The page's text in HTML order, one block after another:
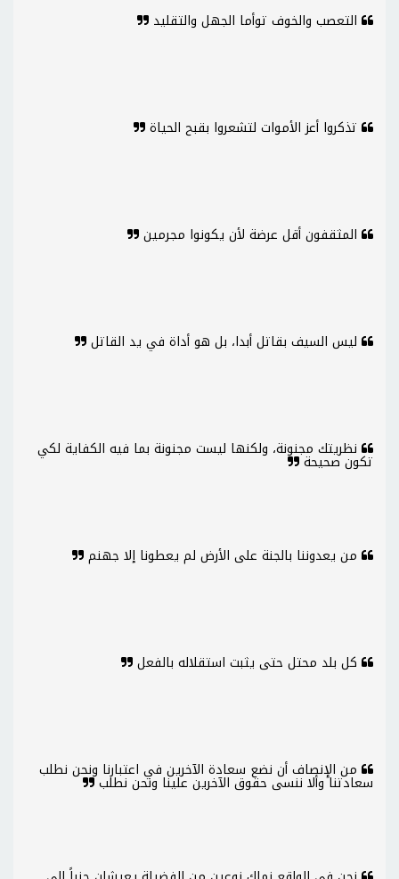
التعصب والخوف توأما الجهل والتقليد
تذكروا أعز الأموات لتشعروا بقبح الحياة
المثقفون أقل عرضة لأن يكونوا مجرمين
ليس السيف بقاتل أبدا، بل هو أداة في يد القاتل
نظريتك مجنونة، ولكنها ليست مجنونة بما فيه الكفاية لكي
تكون صحيحة
من يعدوننا بالجنة على الأرض لم يعطونا إلا جهنم
كل بلد محتل حتى يثبت استقلاله بالفعل
من الإنصاف أن نضع سعادة الآخرين في اعتبارنا ونحن نطلب
سعادتنا وألا ننسى حقوق الآخرين علينا ونحن نطلب